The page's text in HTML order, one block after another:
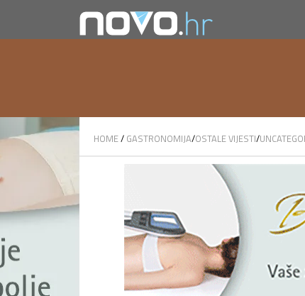
HOME/ GASTRONOMIJA/OSTALE VIJESTI/